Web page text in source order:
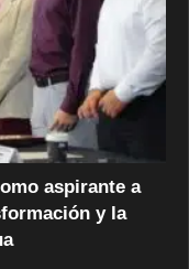
aspirante a
y la